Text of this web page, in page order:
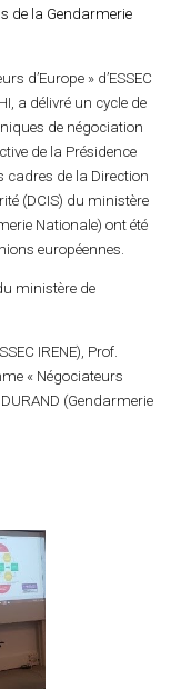
de la Gendarmerie
d’Europe » d’ESSEC
a délivré un cycle de
de négociation
de la Présidence
cadres de la Direction
(DCIS) du ministère
Nationale) ont été
européennes.
ministère de
IRENE), Prof.
« Négociateurs
DURAND (Gendarmerie